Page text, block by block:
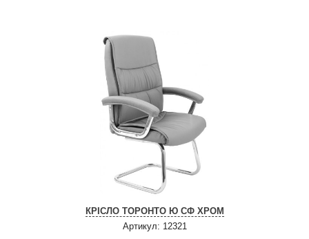
КРІСЛО ТОРОНТО Ю СФ ХРОМ
Артикул: 12321